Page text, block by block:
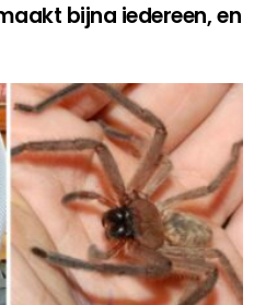
bijna iedereen, en